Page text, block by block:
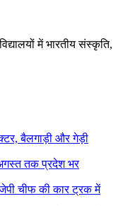
में भारतीय संस्कृति,
बैलगाड़ी और गेड़ी
अगस्त तक प्रदेश भर
चीफ की कार ट्रक में